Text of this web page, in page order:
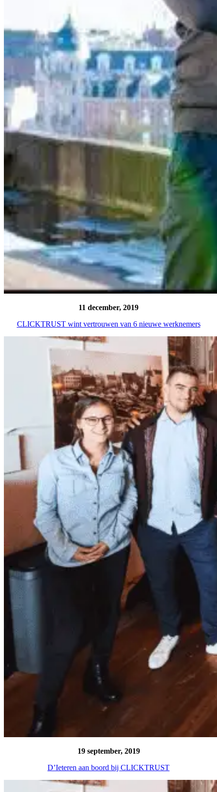
11 december, 2019
CLICKTRUST wint vertrouwen van 6 nieuwe werknemers
19 september, 2019
D’Ieteren aan boord bij CLICKTRUST